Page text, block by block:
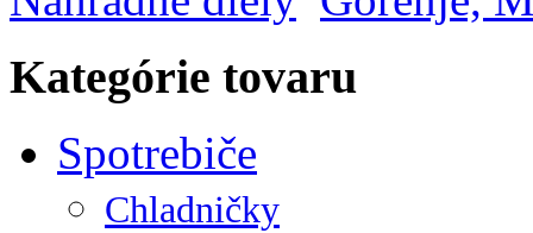
Kategórie tovaru
Spotrebiče
Chladničky